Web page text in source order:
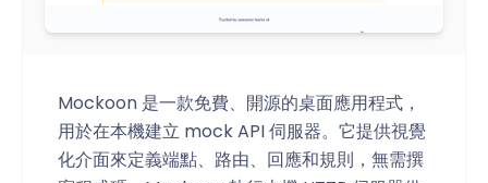
Mockoon 是一款免費、開源的桌面應用程式，
用於在本機建立 mock API 伺服器。它提供視覺
化介面來定義端點、路由、回應和規則，無需撰